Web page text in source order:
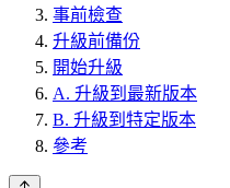
事前檢查
升級前備份
開始升級
A. 升級到最新版本
B. 升級到特定版本
參考